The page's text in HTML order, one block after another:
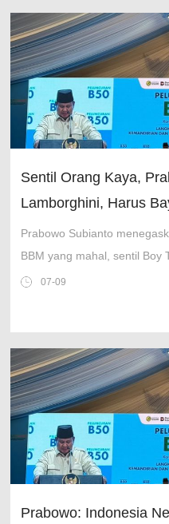
Sentil Orang Kaya,
Lamborghini, Harus
Prabowo Subianto
BBM yang mahal, sentil Boy
Roeslani saat resmikan
07-09
Prabowo: Indonesia